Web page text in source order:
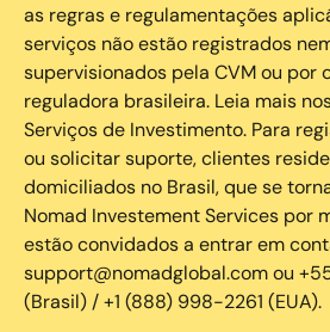
as regras e regulamentações
serviços não estão registrados
supervisionados pela CVM ou por
reguladora brasileira. Leia mais
Serviços de Investimento. Para
ou solicitar suporte, clientes
domiciliados no Brasil, que se
Nomad Investement Services por
estão convidados a entrar em
support@nomadglobal.com ou
(Brasil) / +1 (888) 998-2261 (EUA).